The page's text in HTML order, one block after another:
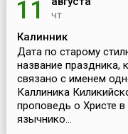
11 чт
Калинник
Дата по старому
название праздника,
связано с именем
Каллиника
проповедь о Христе
язычнико...